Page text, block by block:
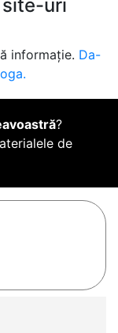
site-uri
informație. Da-
?
de